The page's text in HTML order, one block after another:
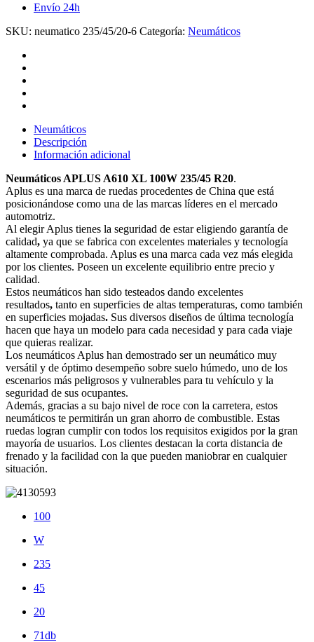
Envío 24h
SKU: neumatico 235/45/20-6 Categoría: Neumáticos
Neumáticos
Descripción
Información adicional
Neumáticos APLUS A610 XL 100W 235/45 R20.
Aplus es una marca de ruedas procedentes de China que está
posicionándose como una de las marcas líderes en el mercado
automotriz.
Al elegir Aplus tienes la seguridad de estar eligiendo garantía de
calidad, ya que se fabrica con excelentes materiales y tecnología
altamente comprobada. Aplus es una marca cada vez más elegida
por los clientes. Poseen un excelente equilibrio entre precio y
calidad.
Estos neumáticos han sido testeados dando excelentes
resultados, tanto en superficies de altas temperaturas, como también
en superficies mojadas. Sus diversos diseños de última tecnología
hacen que haya un modelo para cada necesidad y para cada viaje
que quieras realizar.
Los neumáticos Aplus han demostrado ser un neumático muy
versátil y de óptimo desempeño sobre suelo húmedo, uno de los
escenarios más peligrosos y vulnerables para tu vehículo y la
seguridad de sus ocupantes.
Además, gracias a su bajo nivel de roce con la carretera, estos
neumáticos te permitirán un gran ahorro de combustible. Estas
ruedas logran cumplir con todos los requisitos exigidos por la gran
mayoría de usuarios. Los clientes destacan la corta distancia de
frenado y la facilidad con la que pueden maniobrar en cualquier
situación.
100
W
235
45
20
71db